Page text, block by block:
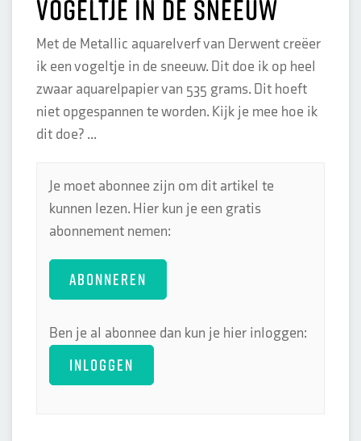
Vogeltje in de sneeuw
Met de Metallic aquarelverf van Derwent creëer
ik een vogeltje in de sneeuw. Dit doe ik op heel
zwaar aquarelpapier van 535 grams. Dit hoeft
niet opgespannen te worden. Kijk je mee hoe ik
dit doe? ...
Je moet abonnee zijn om dit artikel te
kunnen lezen. Hier kun je een gratis
abonnement nemen:
ABONNEREN
Ben je al abonnee dan kun je hier inloggen:
INLOGGEN